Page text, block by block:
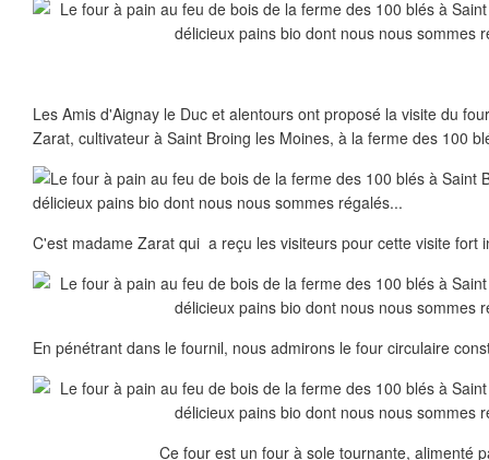
Les Amis d'Aignay le Duc et alentours ont proposé la visite du
Zarat, cultivateur à Saint Broing les Moines, à la ferme des 100
C'est madame Zarat qui a reçu les visiteurs pour cette visite fort
En pénétrant dans le fournil, nous admirons le four circulaire
Ce four est un four à sole tournante, alimenté